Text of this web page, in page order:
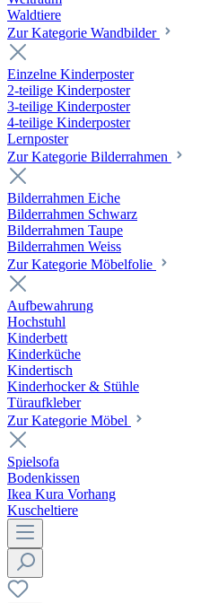
Waldtiere
Zur Kategorie Wandbilder
Einzelne Kinderposter
2-teilige Kinderposter
3-teilige Kinderposter
4-teilige Kinderposter
Lernposter
Zur Kategorie Bilderrahmen
Bilderrahmen Eiche
Bilderrahmen Schwarz
Bilderrahmen Taupe
Bilderrahmen Weiss
Zur Kategorie Möbelfolie
Aufbewahrung
Hochstuhl
Kinderbett
Kinderküche
Kindertisch
Kinderhocker & Stühle
Türaufkleber
Zur Kategorie Möbel
Spielsofa
Bodenkissen
Ikea Kura Vorhang
Kuscheltiere